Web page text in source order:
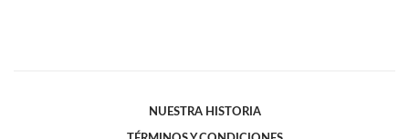
NUESTRA HISTORIA